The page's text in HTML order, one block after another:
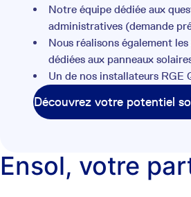
Notre équipe dédiée aux
administratives (demande
Nous réalisons également
dédiées aux panneaux
Un de nos installateurs RGE
Découvrez votre potentiel
Ensol, votre